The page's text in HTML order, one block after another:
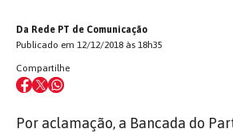
Da Rede PT de Comunicação
Publicado em 12/12/2018 às 18h35
Compartilhe
Por aclamação, a Bancada do